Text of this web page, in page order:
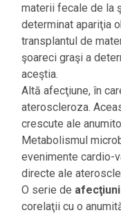
materii fecale de la
determinat apariţia
transplantul de
şoareci graşi a
aceştia.
Altă afecţiune, în
ateroscleroza.
crescute ale
Metabolismul
evenimente cardio-
directe ale
O serie de
corelaţii cu o